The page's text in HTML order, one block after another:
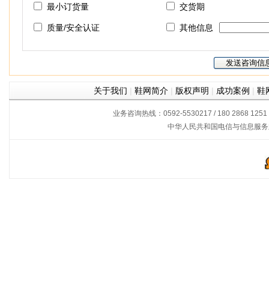
最小订货量 交货期
质量/安全认证 其他信息
关于我们 | 鞋网简介 | 版权声明 | 成功案例 | 鞋
业务咨询热线：0592-5530217 / 180 2868 1251
中华人民共和国电信与信息服